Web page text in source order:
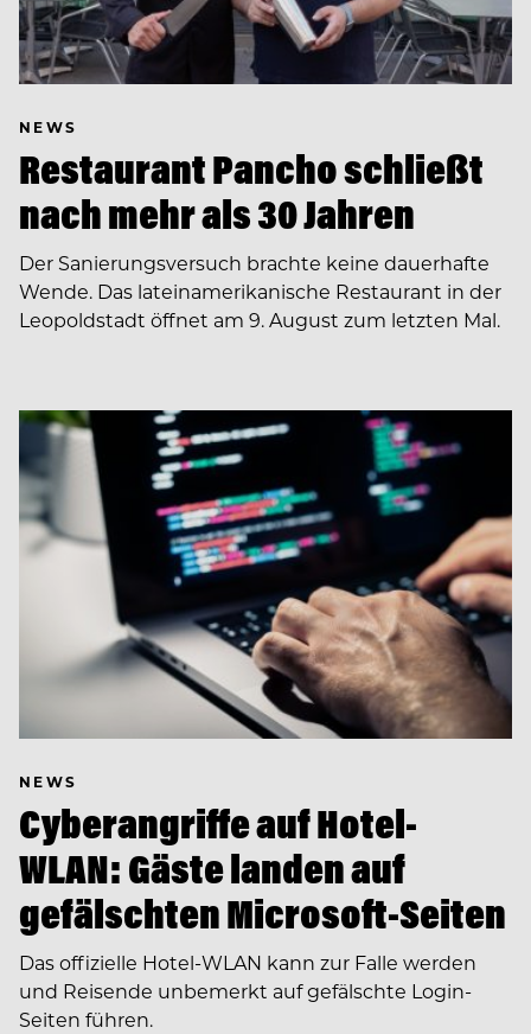
NEWS
Restaurant Pancho schließt
nach mehr als 30 Jahren
Der Sanierungsversuch brachte keine dauerhafte
Wende. Das lateinamerikanische Restaurant in der
Leopoldstadt öffnet am 9. August zum letzten Mal.
NEWS
Cyberangriffe auf Hotel-
WLAN: Gäste landen auf
gefälschten Microsoft-Seiten
Das offizielle Hotel-WLAN kann zur Falle werden
und Reisende unbemerkt auf gefälschte Login-
Seiten führen.